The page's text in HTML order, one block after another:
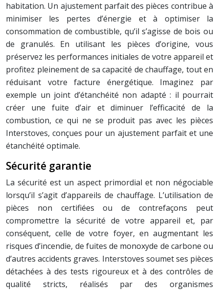
habitation. Un ajustement parfait des pièces contribue à
minimiser les pertes d’énergie et à optimiser la
consommation de combustible, qu’il s’agisse de bois ou
de granulés. En utilisant les pièces d’origine, vous
préservez les performances initiales de votre appareil et
profitez pleinement de sa capacité de chauffage, tout en
réduisant votre facture énergétique. Imaginez par
exemple un joint d’étanchéité non adapté : il pourrait
créer une fuite d’air et diminuer l’efficacité de la
combustion, ce qui ne se produit pas avec les pièces
Interstoves, conçues pour un ajustement parfait et une
étanchéité optimale.
Sécurité garantie
La sécurité est un aspect primordial et non négociable
lorsqu’il s’agit d’appareils de chauffage. L’utilisation de
pièces non certifiées ou de contrefaçons peut
compromettre la sécurité de votre appareil et, par
conséquent, celle de votre foyer, en augmentant les
risques d’incendie, de fuites de monoxyde de carbone ou
d’autres accidents graves. Interstoves soumet ses pièces
détachées à des tests rigoureux et à des contrôles de
qualité stricts, réalisés par des organismes